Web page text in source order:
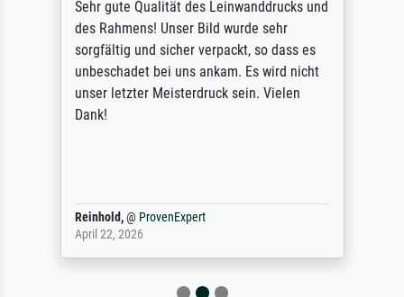
Sehr gute Qualität des Leinwanddrucks und
des Rahmens! Unser Bild wurde sehr
sorgfältig und sicher verpackt, so dass es
unbeschadet bei uns ankam. Es wird nicht
unser letzter Meisterdruck sein. Vielen
Dank!
Reinhold,@ ProvenExpert
April 22, 2026